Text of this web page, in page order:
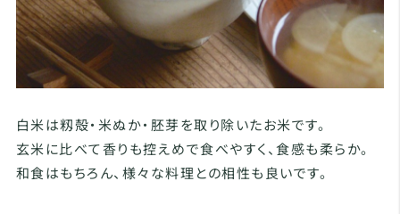
白米は籾殻・米ぬか・胚芽を取り除いたお米です。
玄米に比べて香りも控えめで食べやすく、食感も柔らか。
和食はもちろん、様々な料理との相性も良いです。